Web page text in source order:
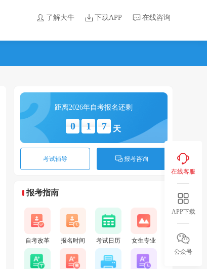
了解大牛 下载APP 在线咨询
距离2026年自考报名还剩
0 1 7 天
考试辅导 报考咨询
报考指南
自考改革 报名时间 考试日历 女生专业
在线客服
APP下载
公众号